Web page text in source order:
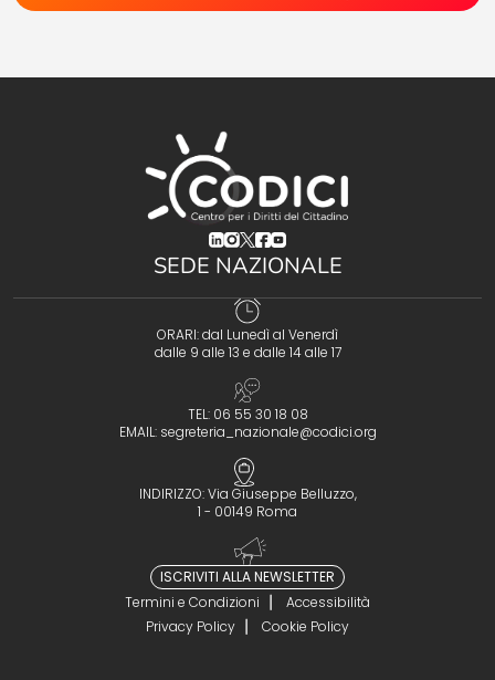
(opens in a new tab)
(opens in a new tab)
(opens in a new tab)
(opens in a new tab)
(opens in a new tab)
SEDE NAZIONALE
ORARI: dal Lunedì al Venerdì
dalle 9 alle 13 e dalle 14 alle 17
TEL: 06 55 30 18 08
EMAIL: segreteria_nazionale@codici.org
INDIRIZZO: Via Giuseppe Belluzzo,
1 - 00149 Roma
ISCRIVITI ALLA NEWSLETTER
Termini e Condizioni
Accessibilità
Privacy Policy
Cookie Policy